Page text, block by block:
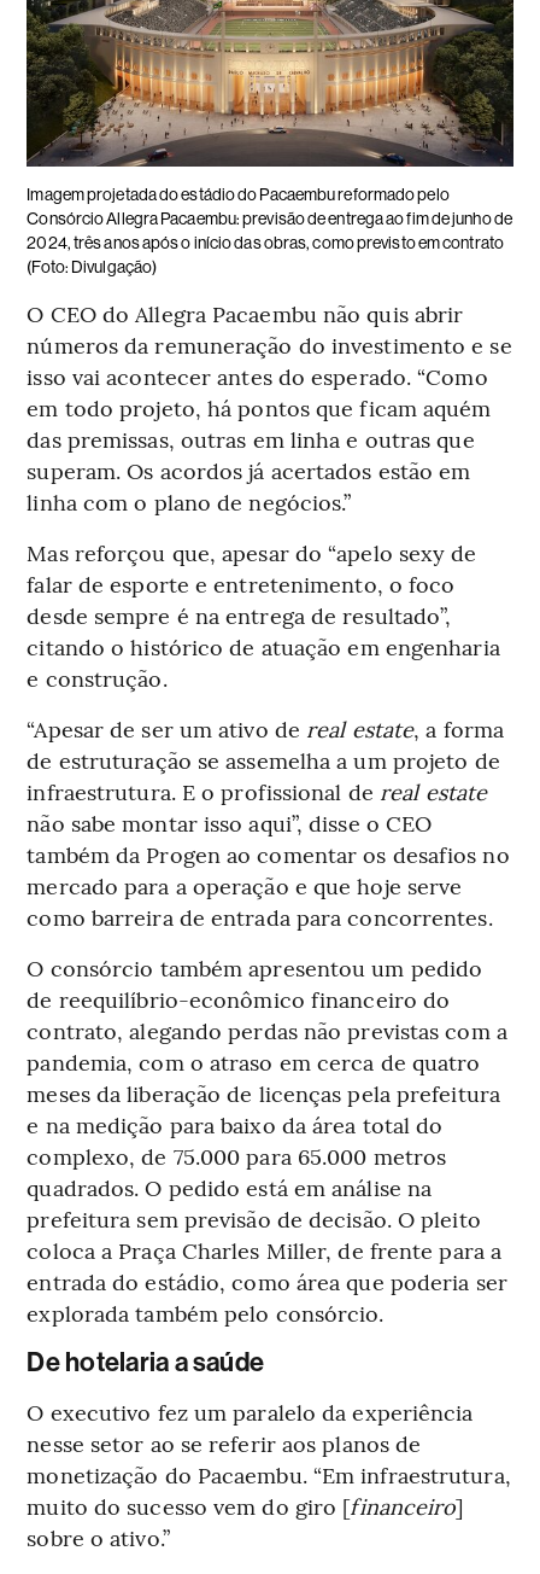
Imagem projetada do estádio do Pacaembu reformado pelo
Consórcio Allegra Pacaembu: previsão de entrega ao fim de junho de
2024, três anos após o início das obras, como previsto em contrato
(Foto: Divulgação)
O CEO do Allegra Pacaembu não quis abrir
números da remuneração do investimento e se
isso vai acontecer antes do esperado. “Como
em todo projeto, há pontos que ficam aquém
das premissas, outras em linha e outras que
superam. Os acordos já acertados estão em
linha com o plano de negócios.”
Mas reforçou que, apesar do “apelo sexy de
falar de esporte e entretenimento, o foco
desde sempre é na entrega de resultado”,
citando o histórico de atuação em engenharia
e construção.
“Apesar de ser um ativo de real estate, a forma
de estruturação se assemelha a um projeto de
infraestrutura. E o profissional de real estate
não sabe montar isso aqui”, disse o CEO
também da Progen ao comentar os desafios no
mercado para a operação e que hoje serve
como barreira de entrada para concorrentes.
O consórcio também apresentou um pedido
de reequilíbrio-econômico financeiro do
contrato, alegando perdas não previstas com a
pandemia, com o atraso em cerca de quatro
meses da liberação de licenças pela prefeitura
e na medição para baixo da área total do
complexo, de 75.000 para 65.000 metros
quadrados. O pedido está em análise na
prefeitura sem previsão de decisão. O pleito
coloca a Praça Charles Miller, de frente para a
entrada do estádio, como área que poderia ser
explorada também pelo consórcio.
De hotelaria a saúde
O executivo fez um paralelo da experiência
nesse setor ao se referir aos planos de
monetização do Pacaembu. “Em infraestrutura,
muito do sucesso vem do giro [financeiro]
sobre o ativo.”